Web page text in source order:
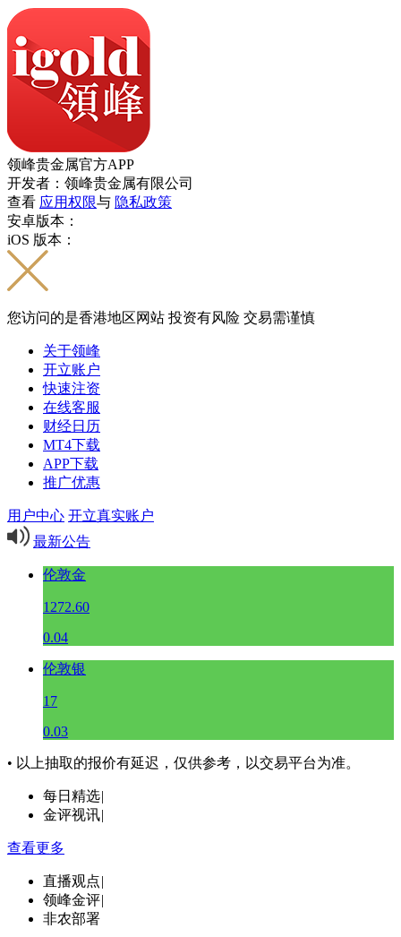
领峰贵金属官方APP
开发者：领峰贵金属有限公司
查看 应用权限与 隐私政策
安卓版本：
iOS 版本：
您访问的是香港地区网站 投资有风险 交易需谨慎
关于领峰
开立账户
快速注资
在线客服
财经日历
MT4下载
APP下载
推广优惠
用户中心 开立真实账户
最新公告
伦敦金
1272.60
0.04
伦敦银
17
0.03
• 以上抽取的报价有延迟，仅供参考，以交易平台为准。
每日精选|
金评视讯|
查看更多
直播观点|
领峰金评|
非农部署